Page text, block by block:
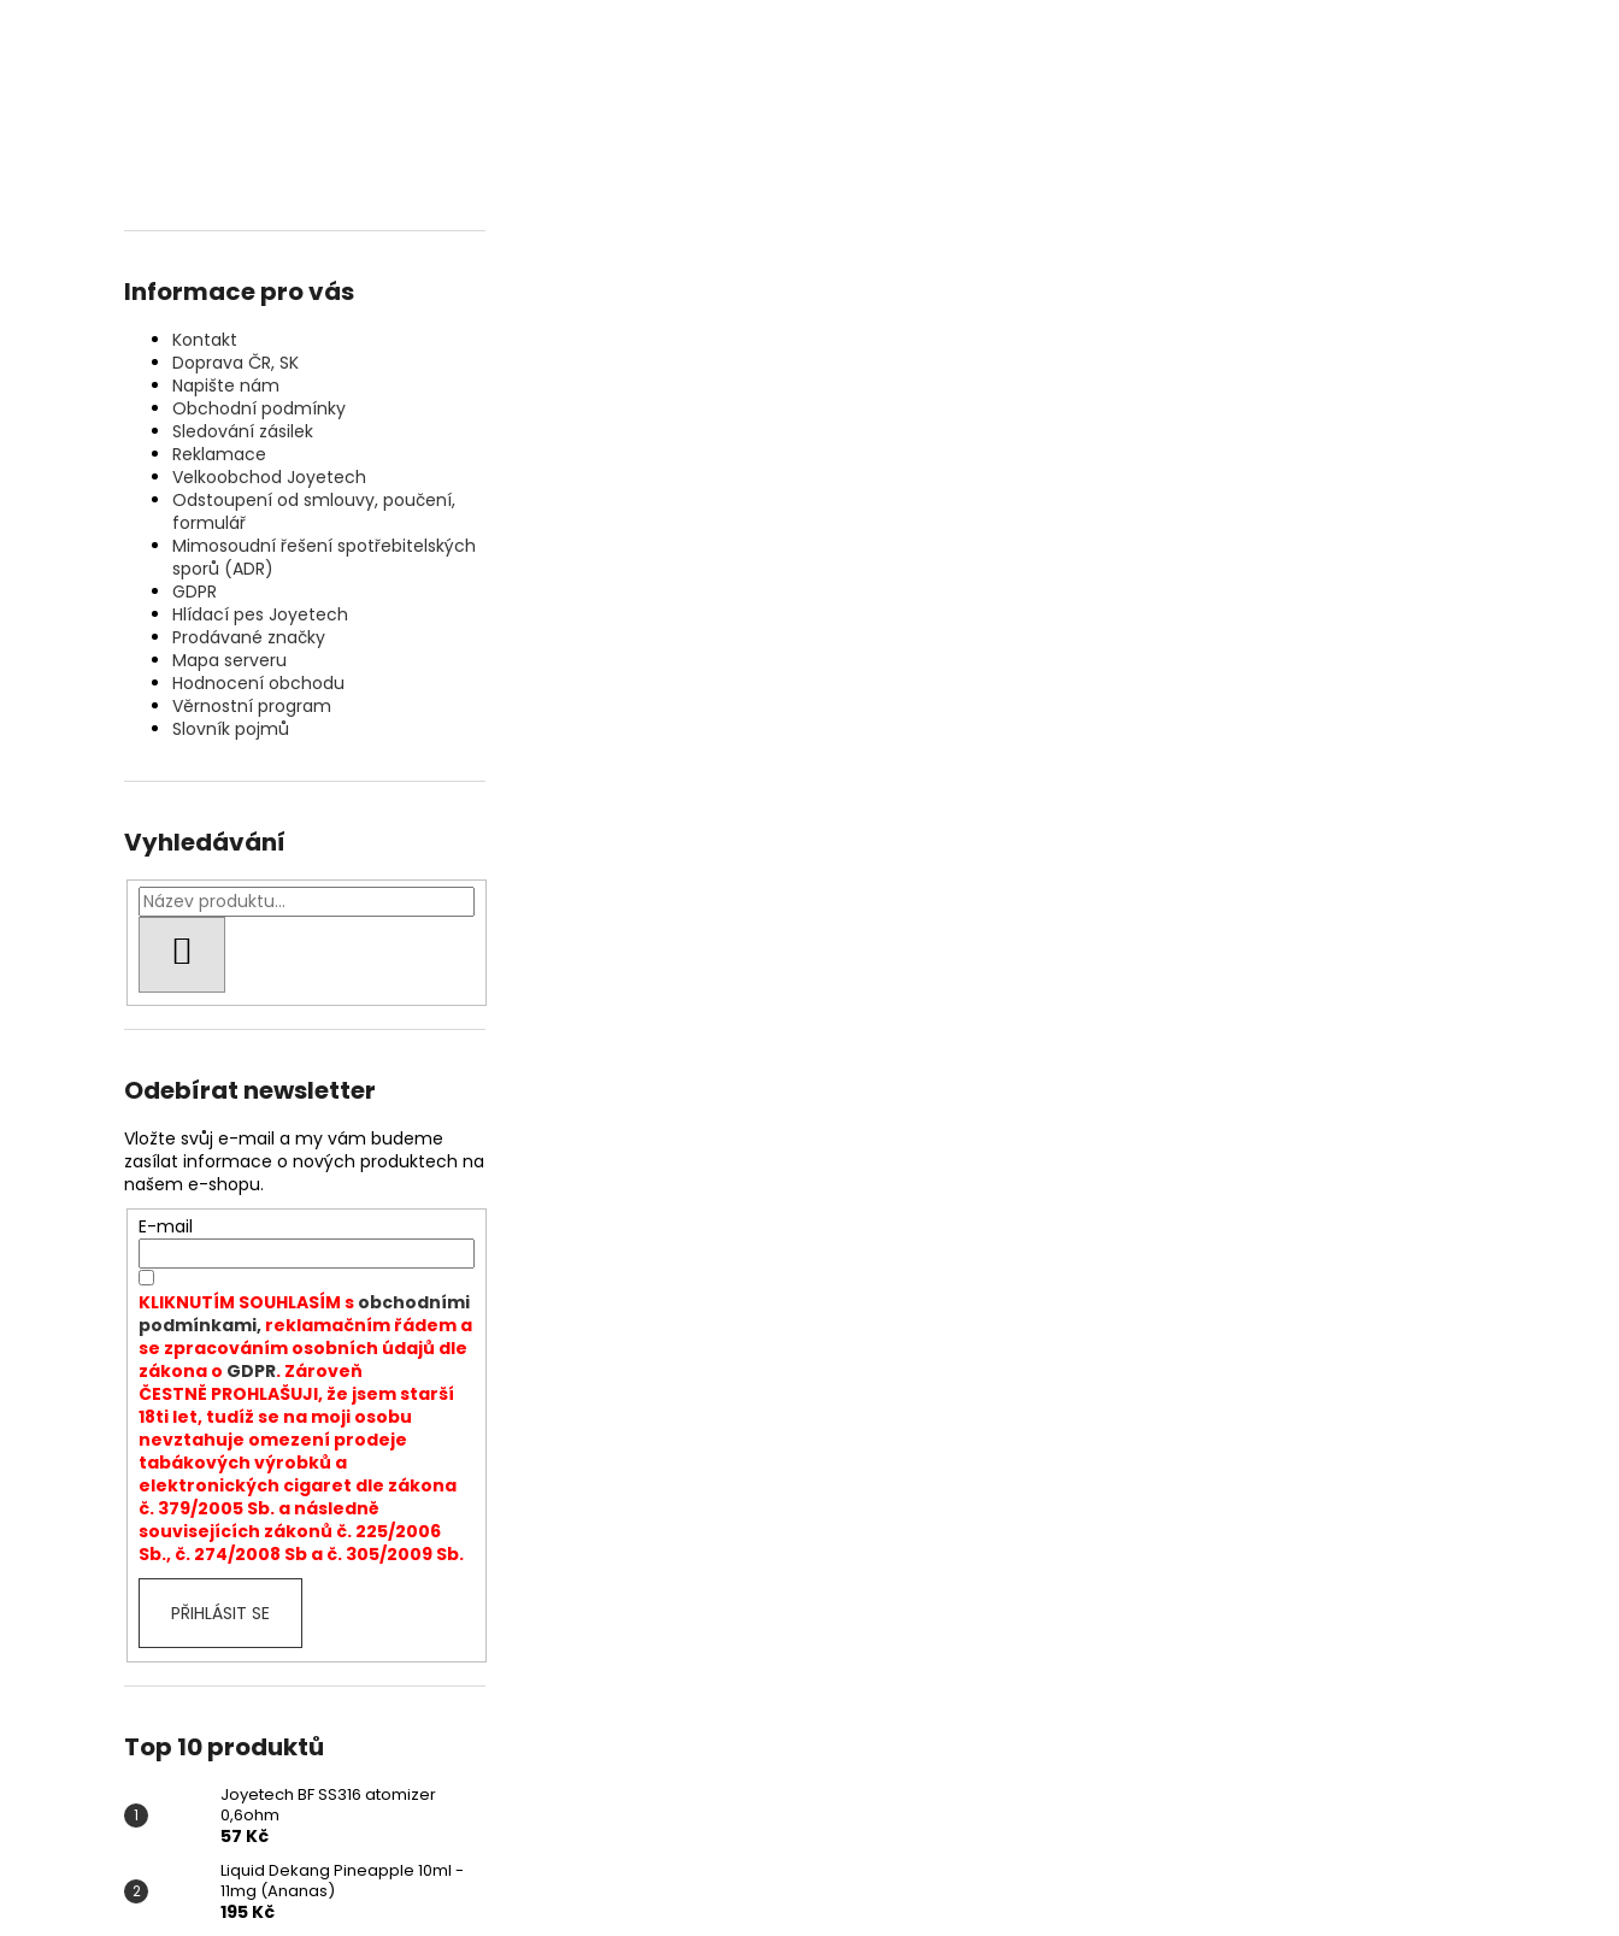
Informace pro vás
Kontakt
Doprava ČR, SK
Napište nám
Obchodní podmínky
Sledování zásilek
Reklamace
Velkoobchod Joyetech
Odstoupení od smlouvy, poučení,
formulář
Mimosoudní řešení spotřebitelských
sporů (ADR)
GDPR
Hlídací pes Joyetech
Prodávané značky
Mapa serveru
Hodnocení obchodu
Věrnostní program
Slovník pojmů
Vyhledávání
Odebírat newsletter
Vložte svůj e-mail a my vám budeme
zasílat informace o nových produktech na
našem e-shopu.
E-mail
KLIKNUTÍM SOUHLASÍM s obchodními
podmínkami,reklamačním řádem a
se zpracováním osobních údajů dle
zákona o GDPR. Zároveň
ČESTNĚ PROHLAŠUJI, že jsem starší
18ti let, tudíž se na moji osobu
nevztahuje omezení prodeje
tabákových výrobků a
elektronických cigaret dle zákona
č. 379/2005 Sb. a následně
souvisejících zákonů č. 225/2006
Sb., č. 274/2008 Sb a č. 305/2009 Sb.
PŘIHLÁSIT SE
Top 10 produktů
Joyetech BF SS316 atomizer
0,6ohm
57 Kč
Liquid Dekang Pineapple 10ml -
11mg (Ananas)
195 Kč